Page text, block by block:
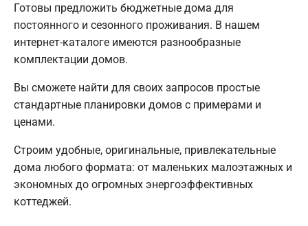
Готовы предложить бюджетные дома для
постоянного и сезонного проживания. В нашем
интернет-каталоге имеются разнообразные
комплектации домов.
Вы сможете найти для своих запросов простые
стандартные планировки домов с примерами и
ценами.
Строим удобные, оригинальные, привлекательные
дома любого формата: от маленьких малоэтажных и
экономных до огромных энергоэффективных
коттеджей.